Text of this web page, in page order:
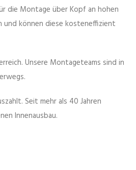
die Montage über Kopf an hohen
und können diese kosteneffizient
Unsere Montageteams sind in
Seit mehr als 40 Jahren
Innenausbau.